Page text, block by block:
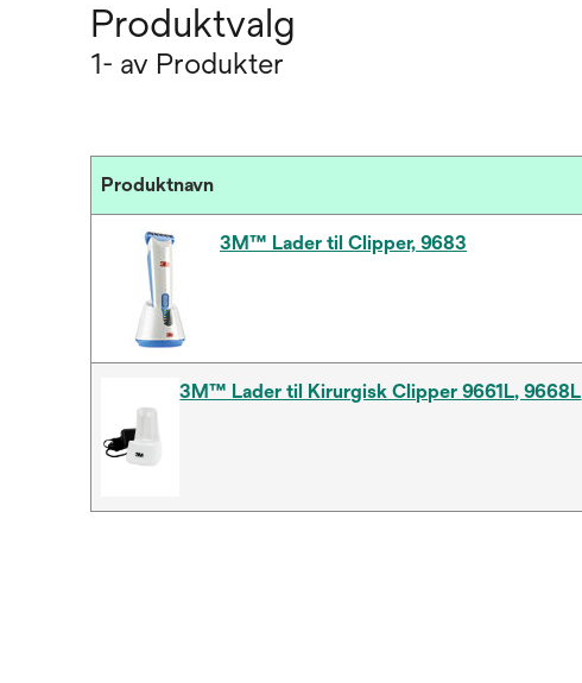
Produktvalg
1- av Produkter
Produktnavn
3M™ Lader til Clipper, 9683
3M™ Lader til Kirurgisk Clipper 9661L, 9668L